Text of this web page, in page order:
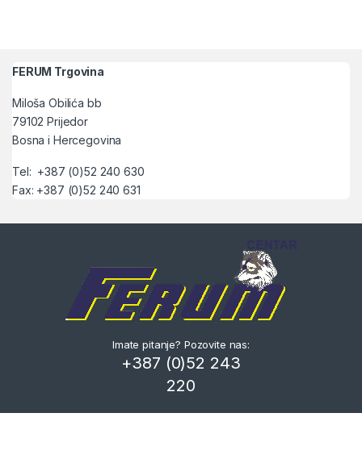
FERUM Trgovina
Miloša Obilića bb
79102 Prijedor
Bosna i Hercegovina
Tel: +387 (0)52 240 630
Fax: +387 (0)52 240 631
Imate pitanje? Pozovite nas:
+387 (0)52 243
220